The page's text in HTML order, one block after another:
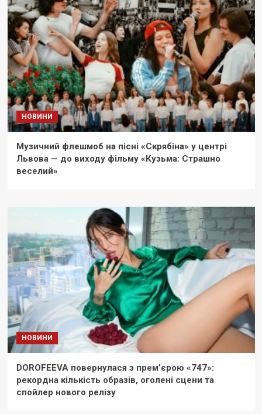
НОВИНИ
Музичний флешмоб на пісні «Скрябіна» у центрі
Львова — до виходу фільму «Кузьма: Страшно
веселий»
НОВИНИ
DOROFEEVA повернулася з прем’єрою «747»:
рекордна кількість образів, оголені сцени та
спойлер нового релізу